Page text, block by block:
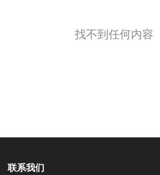
找不到任何内容
联系我们